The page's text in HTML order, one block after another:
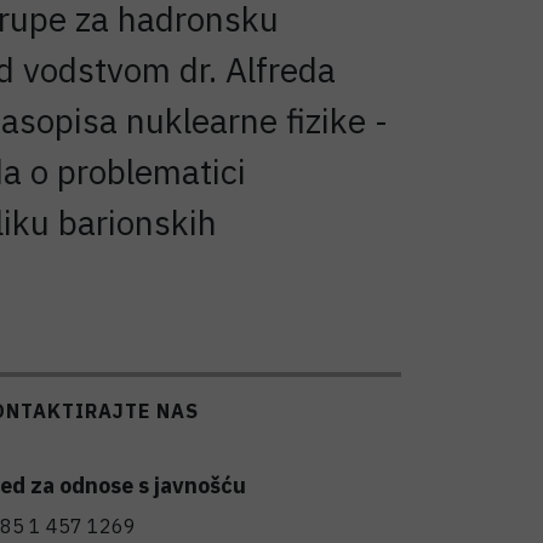
za hadronsku
vodstvom dr. Alfreda
nuklearne fizike -
o problematici
barionskih
NAS
za odnose s javnošću
1 457 1269